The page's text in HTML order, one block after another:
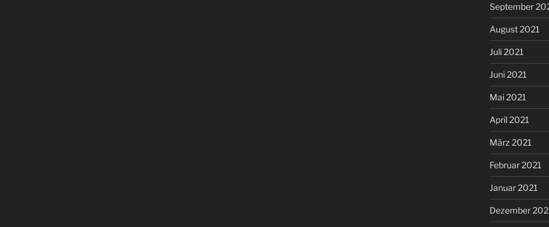
September
August 2021
Juli 2021
Juni 2021
Mai 2021
April 2021
März 2021
Februar 2021
Januar 2021
Dezember